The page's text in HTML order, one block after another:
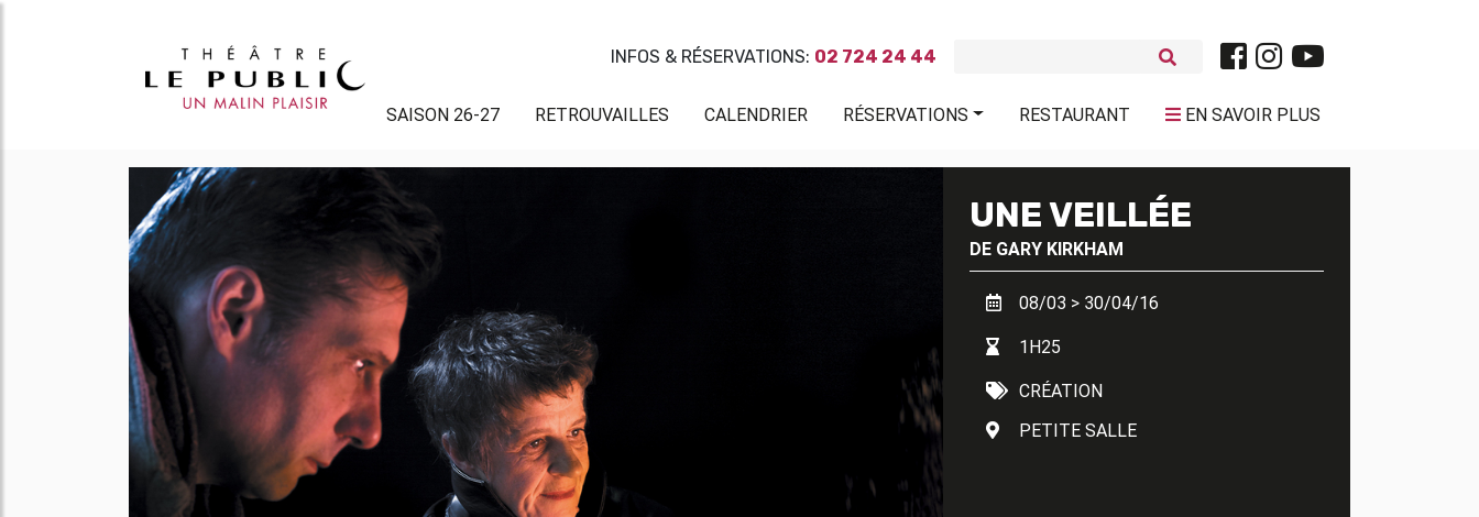
INFOS & RÉSERVATIONS: 02 724 24 44
SAISON 26-27 RETROUVAILLES CALENDRIER RÉSERVATIONS RESTAURANT EN SAVOIR PLUS
UNE VEILLÉE
DE GARY KIRKHAM
08/03 > 30/04/16
1H25
CRÉATION
PETITE SALLE